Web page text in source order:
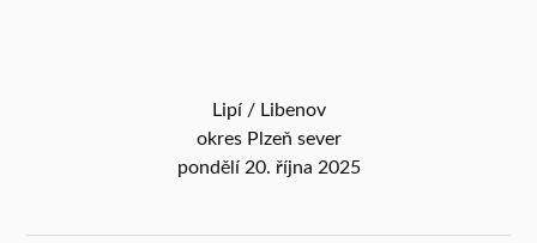
Lipí / Libenov
okres Plzeň sever
pondělí 20. října 2025